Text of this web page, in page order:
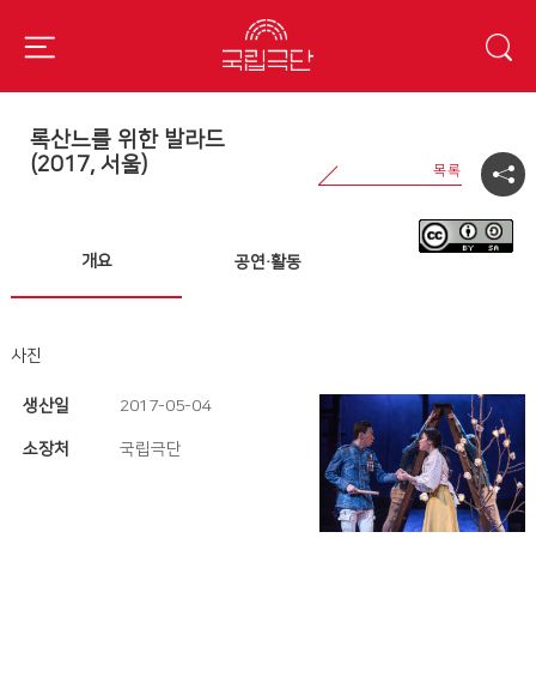
록산느를 위한 발라드
(2017, 서울)
개요 공연·활동
사진
생산일 2017-05-04
소장처 국립극단